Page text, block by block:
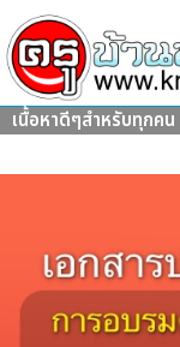
เนื้อหาดีๆสำหรับทุกคน